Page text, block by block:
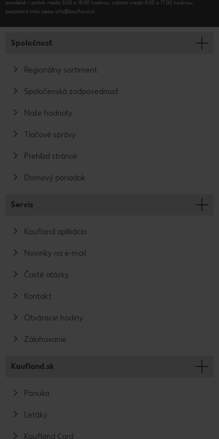
pondelok - piatok medzi 8:00 a 18:00 hodinou, sobota medzi 8:00 a 17:00 hodinou,
bezplatná linka alebo info@kaufland.sk
Spoločnosť
Regionálny sortiment
Spoločenská zodpovednosť
Naše hodnoty
Tlačové správy
Prehľad stránok
Domový poriadok
Servis
Kaufland aplikácia
Novinky na e-mail
Časté otázky
Kontakt
Otváracie hodiny
Zálohovanie
Kaufland.sk
Ponuka
Letáky
Kaufland Card